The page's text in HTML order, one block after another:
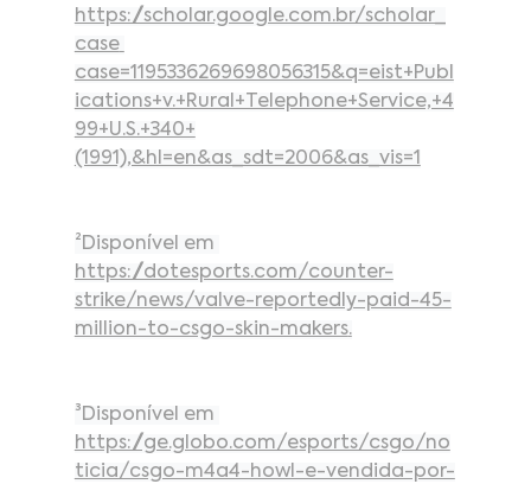
https://scholar.google.com.br/scholar_
case
case=1195336269698056315&q=eist+Publ
ications+v.+Rural+Telephone+Service,+4
99+U.S.+340+
(1991),&hl=en&as_sdt=2006&as_vis=1
²Disponível em
https://dotesports.com/counter-
strike/news/valve-reportedly-paid-45-
million-to-csgo-skin-makers.
³Disponível em
https://ge.globo.com/esports/csgo/no
ticia/csgo-m4a4-howl-e-vendida-por-